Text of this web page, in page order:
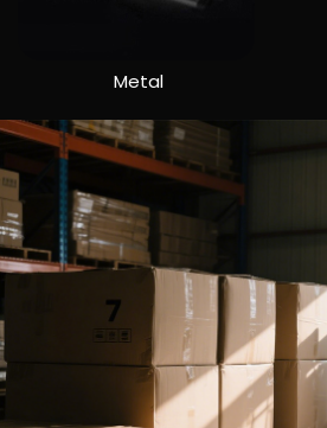
Metal